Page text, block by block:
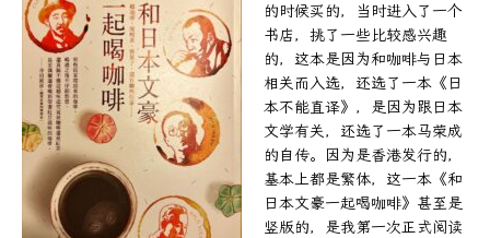
的时候买的，当时进入了一个
书店，挑了一些比较感兴趣
的，这本是因为和咖啡与日本
相关而入选，还选了一本《日
本不能直译》，是因为跟日本
文学有关，还选了一本马荣成
的自传。因为是香港发行的，
基本上都是繁体，这一本《和
日本文豪一起喝咖啡》甚至是
竖版的，是我第一次正式阅读